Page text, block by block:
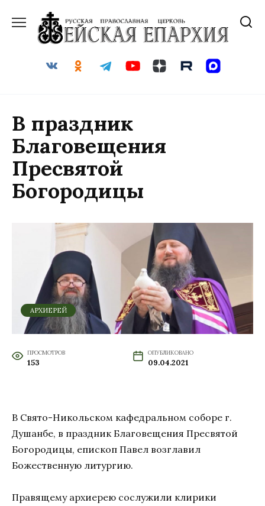
содержанию
В праздник
Благовещения
Пресвятой
Богородицы
АРХИЕРЕЙ
ПРОСМОТРОВ
153
ОПУБЛИКОВАНО
09.04.2021
В Свято-Никольском кафедральном соборе г.
Душанбе, в праздник Благовещения Пресвятой
Богородицы, епископ Павел возглавил
Божественную литургию.
Правящему архиерею сослужили клирики